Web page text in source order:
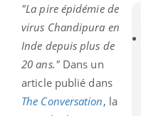
"La pire épidémie de
virus Chandipura en
Inde depuis plus de
20 ans."Dans un
article publié dans
The Conversation, la